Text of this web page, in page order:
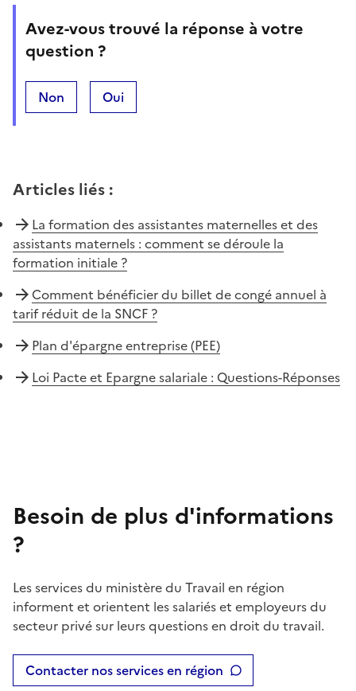
Avez-vous trouvé la réponse à votre
question ?
Non Oui
Articles liés :
La formation des assistantes maternelles et des
assistants maternels : comment se déroule la
formation initiale ?
Comment bénéficier du billet de congé annuel à
tarif réduit de la SNCF ?
Plan d'épargne entreprise (PEE)
Loi Pacte et Epargne salariale : Questions-Réponses
Besoin de plus d'informations
?
Les services du ministère du Travail en région
informent et orientent les salariés et employeurs du
secteur privé sur leurs questions en droit du travail.
Contacter nos services en région